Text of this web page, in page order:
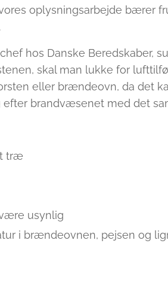
oplysningsarbejde bærer
hos Danske Beredskaber,
skal man lukke for
eller brændeovn, da det
brandvæsenet med det
træ
usynlig
i brændeovnen, pejsen og